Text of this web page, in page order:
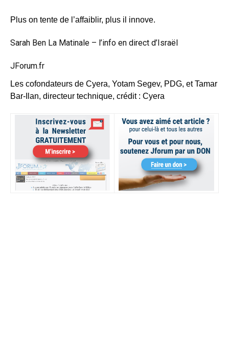
Plus on tente de l’affaiblir, plus il innove.
Sarah Ben La Matinale – l’info en direct d’Israël
JForum.fr
Les cofondateurs de Cyera, Yotam Segev, PDG, et Tamar
Bar-Ilan, directeur technique, crédit : Cyera